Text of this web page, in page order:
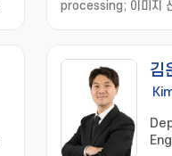
processing; 이미지
김